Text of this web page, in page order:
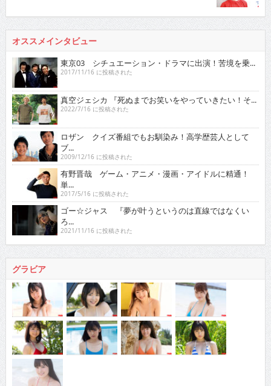
オススメインタビュー
東京03 シチュエーション・ドラマに出演！苦境を乗...
2017/11/16 に投稿された
真空ジェシカ 『死ぬまでお笑いをやっていきたい！そ...
2022/7/16 に投稿された
ロザン クイズ番組でもお馴染み！高学歴芸人として
ブ...
2009/12/16 に投稿された
有野晋哉 ゲーム・アニメ・漫画・アイドルに精通！
単...
2017/5/16 に投稿された
ゴー☆ジャス 『夢が叶うというのは直線ではなくい
ろ...
2021/11/16 に投稿された
グラビア